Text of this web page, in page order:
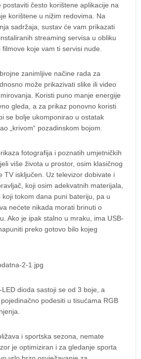
postaviti često korištene aplikacije na
korištene u nižim redovima. Na
sadržaja, sustav će vam prikazati
streaming servisa u obliku
koje vam ti servisi nude.
zanimljive načine rada za
može prikazivati slike ili video
Koristi puno manje energije
gleda, a za prikaz ponovno koristi
se bolje ukomponirao u ostatak
„krivom“ pozadinskom bojom.
fotografija i poznatih umjetničkih
više života u prostor, osim klasičnog
TV isključen. Uz televizor dobivate i
koji osim adekvatnih materijala,
koji tokom dana puni bateriju, pa u
nećete nikada morati brinuti o
Ako je ipak stalno u mraku, ima USB-
preko gotovo bilo kojeg
2-1.jpg
dioda sastoji se od 3 boje, a
podesiti u tisućama RGB
i sportska sezona, nemate
je optimiziran i za gledanje sporta